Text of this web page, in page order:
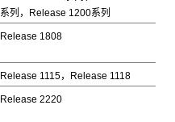
系列，Release 1200系列
Release 1808
Release 1115，Release 1118
Release 2220